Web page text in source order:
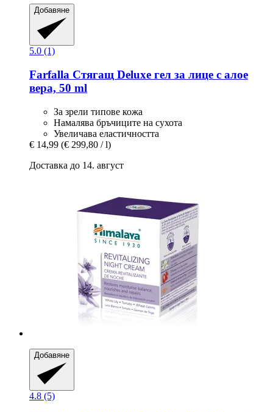
Добавяне
5.0 (1)
Farfalla Стягащ Deluxe гел за лице с алое
вера, 50 ml
За зрели типове кожа
Намалява бръчиците на сухота
Увеличава еластичността
€ 14,99 (€ 299,80 / l)
Доставка до 14. август
Добавяне
4.8 (5)